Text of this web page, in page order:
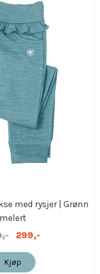
med rysjer | Grønn
melert
299,-
Kjøp